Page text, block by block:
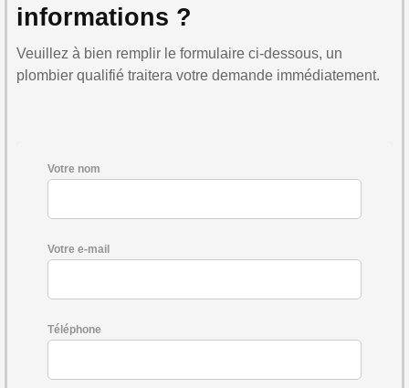
informations ?
Veuillez à bien remplir le formulaire ci-dessous, un
plombier qualifié traitera votre demande immédiatement.
Votre nom
Votre e-mail
Téléphone